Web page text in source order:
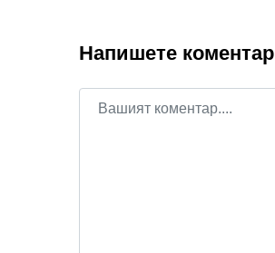
Напишете коментар